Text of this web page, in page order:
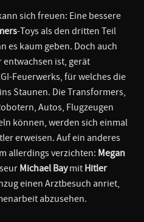
sich freuen: Eine bessere
-Toys als den dritten Teil
es kaum geben. Doch auch
ist, gerät
Feuerwerks, für welches die
Staunen. Die Transformers,
Autos, Flugzeugen
können, werden sich einmal
erweisen. Auf ein anderes
allerdings verzichten: Megan
Michael Baymit Hitler
einen Arztbesuch anriet,
abzusehen.